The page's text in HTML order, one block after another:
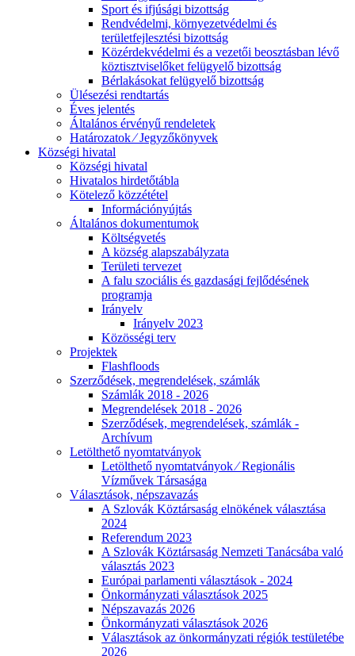
Sport és ifjúsági bizottság
Rendvédelmi, környezetvédelmi és
területfejlesztési bizottság
Közérdekvédelmi és a vezetői beosztásban lévő
köztisztviselőket felügyelő bizottság
Bérlakásokat felügyelő bizottság
Ülésezési rendtartás
Éves jelentés
Általános érvényű rendeletek
Határozatok ⁄ Jegyzőkönyvek
Községi hivatal
Községi hivatal
Hivatalos hirdetőtábla
Kötelező közzététel
Információnyújtás
Általános dokumentumok
Költségvetés
A község alapszabályzata
Területi tervezet
A falu szociális és gazdasági fejlődésének
programja
Irányelv
Irányelv 2023
Közösségi terv
Projektek
Flashfloods
Szerződések, megrendelések, számlák
Számlák 2018 - 2026
Megrendelések 2018 - 2026
Szerződések, megrendelések, számlák -
Archívum
Letölthető nyomtatványok
Letölthető nyomtatványok ⁄ Regionális
Vízművek Társasága
Választások, népszavazás
A Szlovák Köztársaság elnökének választása
2024
Referendum 2023
A Szlovák Köztársaság Nemzeti Tanácsába való
választás 2023
Európai parlamenti választások - 2024
Önkormányzati választások 2025
Népszavazás 2026
Önkormányzati választások 2026
Választások az önkormányzati régiók testületébe
2026